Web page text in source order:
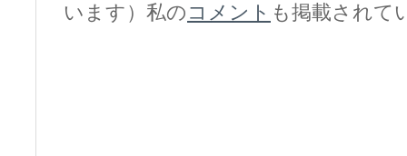
います）私の コメント も掲載されて